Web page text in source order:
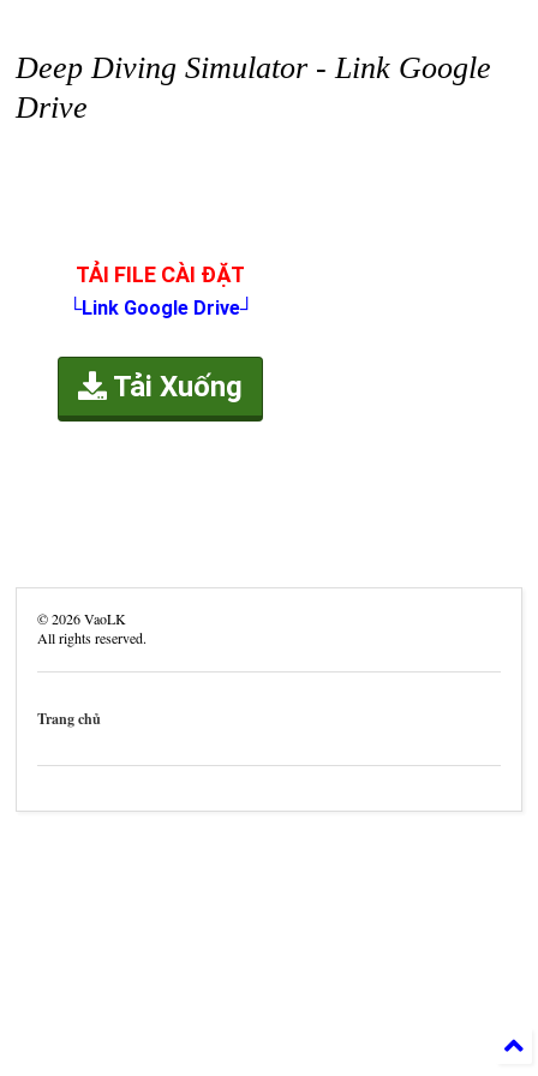
Deep Diving Simulator - Link Google
Drive
TẢI FILE CÀI ĐẶT
└Link Google Drive┘
Tải Xuống
©2026VaoLK
All rights reserved.
Trang chủ